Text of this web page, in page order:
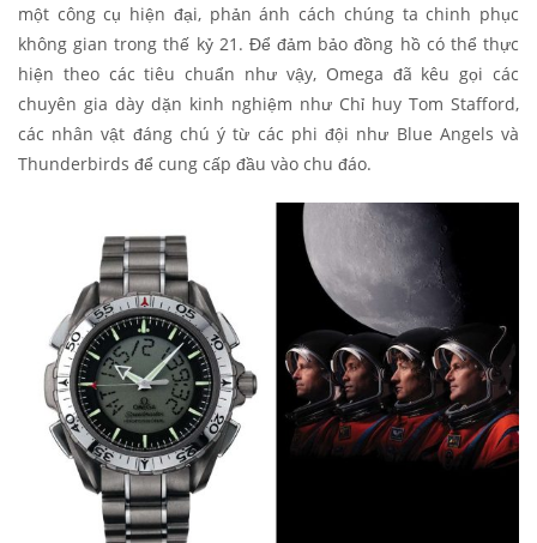
một công cụ hiện đại, phản ánh cách chúng ta chinh phục
không gian trong thế kỷ 21. Để đảm bảo đồng hồ có thể thực
hiện theo các tiêu chuẩn như vậy, Omega đã kêu gọi các
chuyên gia dày dặn kinh nghiệm như Chỉ huy Tom Stafford,
các nhân vật đáng chú ý từ các phi đội như Blue Angels và
Thunderbirds để cung cấp đầu vào chu đáo.